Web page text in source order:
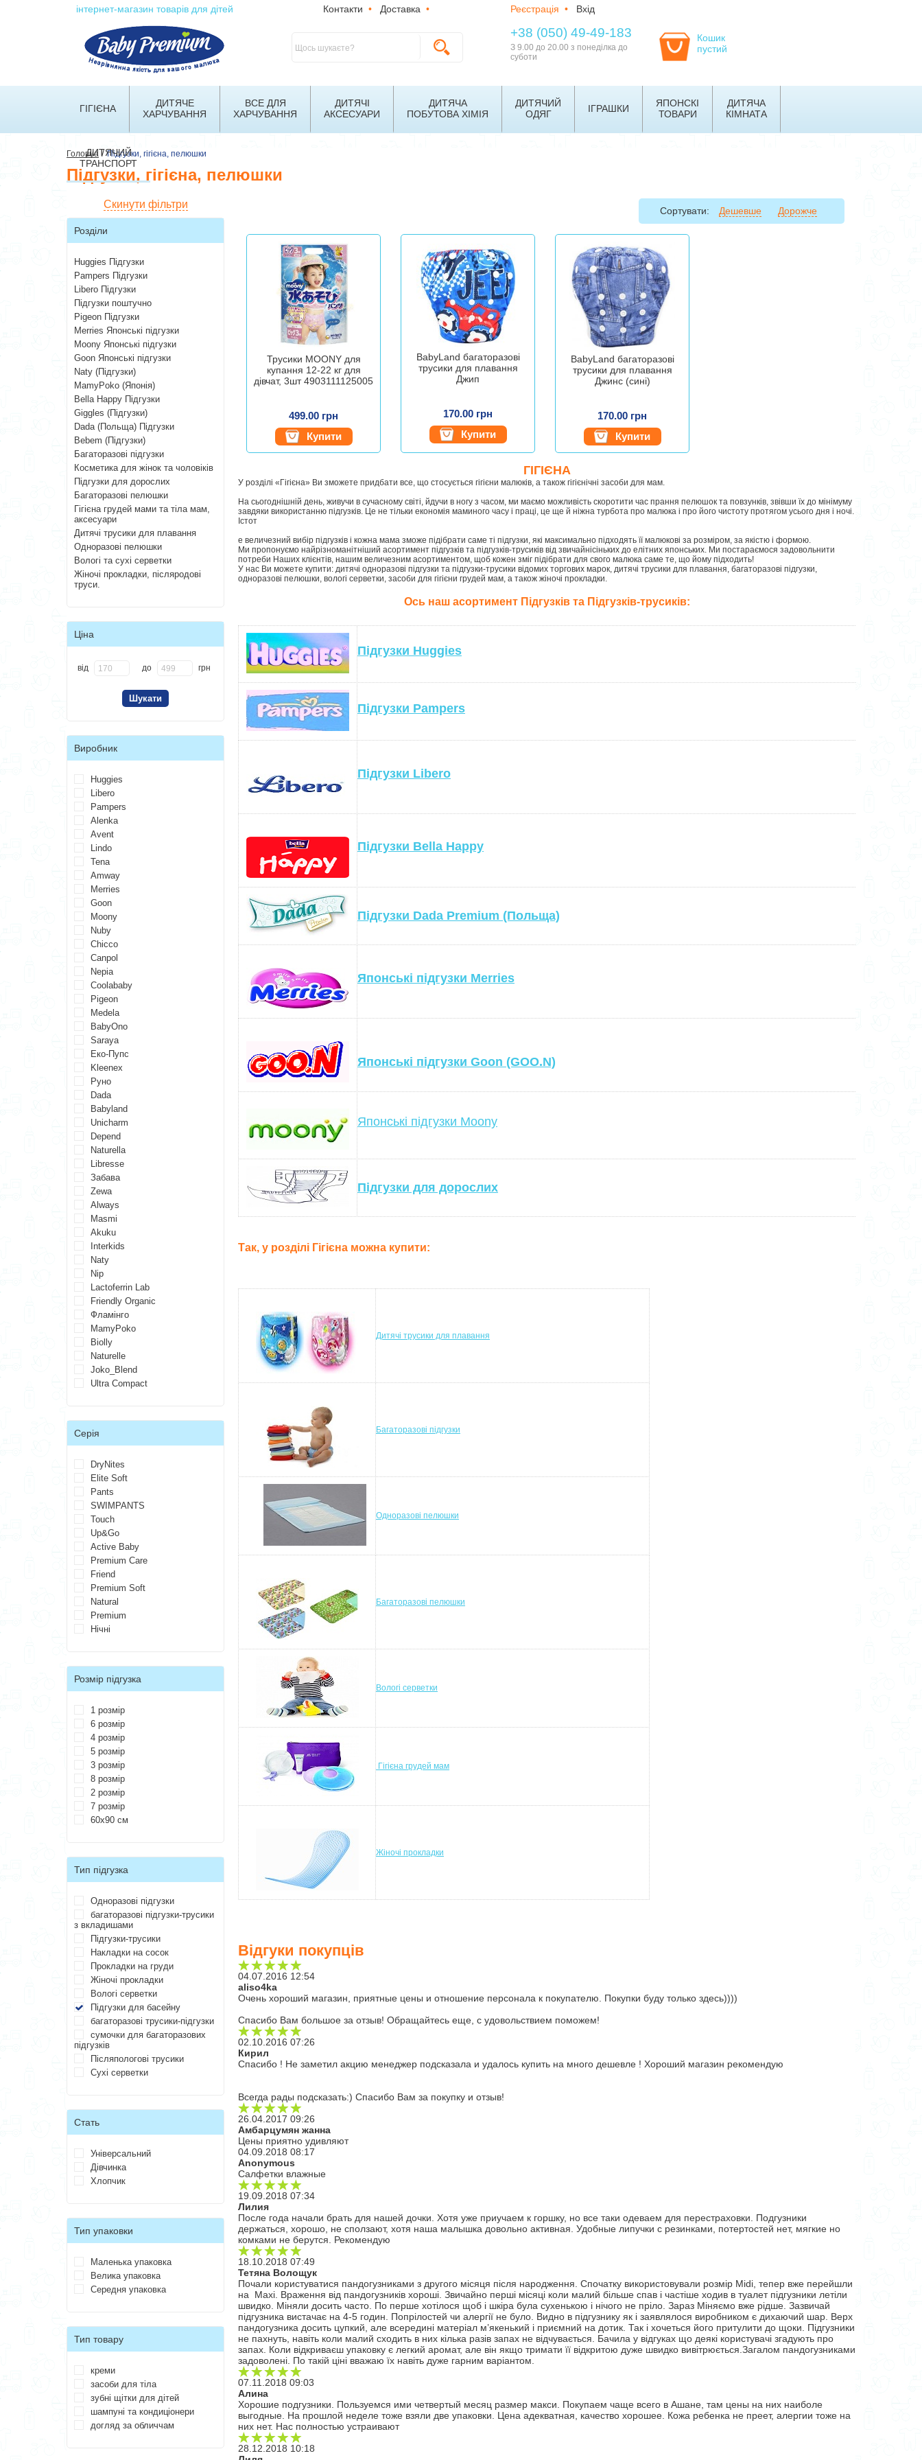
інтернет-магазин товарів для дітей Контакти • Доставка • Реєстрація • Вхід
+38 (050) 49-49-183
З 9.00 до 20.00 з понеділка до
суботи
Кошик
пустий
ГІГІЄНА
ДИТЯЧЕ
ХАРЧУВАННЯ
ВСЕ ДЛЯ
ХАРЧУВАННЯ
ДИТЯЧІ
АКСЕСУАРИ
ДИТЯЧА
ПОБУТОВА ХІМІЯ
ДИТЯЧИЙ
ОДЯГ
ІГРАШКИ
ЯПОНСКІ
ТОВАРИ
ДИТЯЧА
КІМНАТА
ДИТЯЧИЙ
ТРАНСПОРТ
Головна/Підгузки, гігієна, пелюшки
Підгузки, гігієна, пелюшки
Скинути фільтри
Розділи
Huggies Підгузки
Pampers Підгузки
Libero Підгузки
Підгузки поштучно
Pigeon Підгузки
Merries Японські підгузки
Moony Японські підгузки
Goon Японські підгузки
Naty (Підгузки)
MamyPoko (Японія)
Bella Happy Підгузки
Giggles (Підгузки)
Dada (Польща) Підгузки
Bebem (Підгузки)
Багаторазові підгузки
Косметика для жінок та чоловіків
Підгузки для дорослих
Багаторазові пелюшки
Гігієна грудей мами та тіла мам,
аксесуари
Дитячі трусики для плавання
Одноразові пелюшки
Вологі та сухі серветки
Жіночі прокладки, післяродові
труси.
Ціна
від до грн
Виробник
Huggies
Libero
Pampers
Alenka
Avent
Lindo
Tena
Amway
Merries
Goon
Moony
Nuby
Chicco
Canpol
Nepia
Coolababy
Pigeon
Medela
BabyOno
Saraya
Еко-Пупс
Kleenex
Руно
Dada
Babyland
Unicharm
Depend
Naturella
Libresse
Забава
Zewa
Always
Masmi
Akuku
Interkids
Naty
Nip
Lactoferrin Lab
Friendly Organic
Фламінго
MamyPoko
Biolly
Naturelle
Joko_Blend
Ultra Compact
Серія
DryNites
Elite Soft
Pants
SWIMPANTS
Touch
Up&Go
Active Baby
Premium Care
Friend
Premium Soft
Natural
Premium
Нічні
Розмір підгузка
1 розмір
6 розмір
4 розмір
5 розмір
3 розмір
8 розмір
2 розмір
7 розмір
60х90 см
Тип підгузка
Одноразові підгузки
багаторазові підгузки-трусики
з вкладишами
Підгузки-трусики
Накладки на сосок
Прокладки на груди
Жіночі прокладки
Вологі серветки
Підгузки для басейну
багаторазові трусики-підгузки
сумочки для багаторазових
підгузків
Післяпологові трусики
Сухі серветки
Стать
Універсальний
Дівчинка
Хлопчик
Тип упаковки
Маленька упаковка
Велика упаковка
Середня упаковка
Тип товару
креми
засоби для тіла
зубні щітки для дітей
шампуні та кондиціонери
догляд за обличчам
Сортувати: Дешевше Дорожче
Трусики MOONY для
купання 12-22 кг для
дівчат, 3шт 4903111125005
499.00 грн
Купити
BabyLand багаторазові
трусики для плавання
Джип
170.00 грн
Купити
BabyLand багаторазові
трусики для плавання
Джинс (сині)
170.00 грн
Купити
ГІГІЄНА
У розділі «Гігієна» Ви зможете придбати все, що стосується гігієни малюків, а також гігієнічні засоби для мам.
На сьогоднішній день, живучи в сучасному світі, йдучи в ногу з часом, ми маємо можливість скоротити час прання пелюшок та повзунків, звівши їх до мінімуму
завдяки використанню підгузків. Це не тільки економія маминого часу і праці, це ще й ніжна турбота про малюка і про його чистоту протягом усього дня і ночі.
Істот
е величезний вибір підгузків і кожна мама зможе підібрати саме ті підгузки, які максимально підходять її малюкові за розміром, за якістю і формою.
Ми пропонуємо найрізноманітніший асортимент підгузків та підгузків-трусиків від звичайнісіньких до елітних японських. Ми постараємося задовольнити
потреби Наших клієнтів, нашим величезним асортиментом, щоб кожен зміг підібрати для свого малюка саме те, що йому підходить!
У нас Ви можете купити: дитячі одноразові підгузки та підгузки-трусики відомих торгових марок, дитячі трусики для плавання, багаторазові підгузки,
одноразові пелюшки, вологі серветки, засоби для гігієни грудей мам, а також жіночі прокладки.
Ось наш асортимент Підгузків та Підгузків-трусиків:
Підгузки Huggies
Підгузки Pampers
Підгузки Libero
Підгузки Bella Happy
Підгузки Dada Premium (Польща)
Японські підгузки Merries
Японські підгузки Goon (GOO.N)
Японські підгузки Moony
Підгузки для дорослих
Так, у розділі Гігієна можна купити:
Дитячі трусики для плавання
Багаторазові підгузки
Одноразові пелюшки
Багаторазові пелюшки
Вологі серветки
Гігієна грудей мам
Жіночі прокладки
Відгуки покупців
04.07.2016 12:54
aliso4ka
Очень хороший магазин, приятные цены и отношение персонала к покупателю. Покупки буду только здесь))))
Спасибо Вам большое за отзыв! Обращайтесь еще, с удовольствием поможем!
02.10.2016 07:26
Кирил
Спасибо ! Не заметил акцию менеджер подсказала и удалось купить на много дешевле ! Хороший магазин рекомендую
Всегда рады подсказать:) Спасибо Вам за покупку и отзыв!
26.04.2017 09:26
Амбарцумян жанна
Цены приятно удивляют
04.09.2018 08:17
Anonymous
Салфетки влажные
19.09.2018 07:34
Лилия
После года начали брать для нашей дочки. Хотя уже приучаем к горшку, но все таки одеваем для перестраховки. Подгузники
держаться, хорошо, не сползают, хотя наша малышка довольно активная. Удобные липучки с резинками, потертостей нет, мягкие но
комками не берутся. Рекомендую
18.10.2018 07:49
Тетяна Волощук
Почали користуватися пандогузниками з другого місяця після народження. Спочатку використовували розмір Midi, тепер вже перейшли
на Maxi. Враження від пандогузників хороші. Звичайно перші місяці коли малий більше спав і частіше ходив в туалет підгузники летіли
швидко. Міняли досить часто. По перше хотілося щоб і шкіра була сухенькою і нічого не пріло. Зараз Міняємо вже рідше. Зазвичай
підгузника вистачає на 4-5 годин. Попрілостей чи алергії не було. Видно в підгузнику як і заявлялося виробником є дихаючий шар. Верх
пандогузника досить цупкий, але всередині матеріал м’якенький і приємний на дотик. Так і хочеться його притулити до щоки. Підгузники
не пахнуть, навіть коли малий сходить в них кілька разів запах не відчувається. Бачила у відгуках що деякі користувачі згадують про
запах. Коли відкриваєш упаковку є легкий аромат, але він якщо тримати її відкритою дуже швидко вивітрюється.Загалом пандогузниками
задоволені. По такій ціні вважаю їх навіть дуже гарним варіантом.
07.11.2018 09:03
Алина
Хорошие подгузники. Пользуемся ими четвертый месяц размер макси. Покупаем чаще всего в Ашане, там цены на них наиболе
выгодные. На прошлой неделе тоже взяли две упаковки. Цена адекватная, качество хорошее. Кожа ребенка не преет, алергии тоже на
них нет. Нас полностью устраивают
28.12.2018 10:18